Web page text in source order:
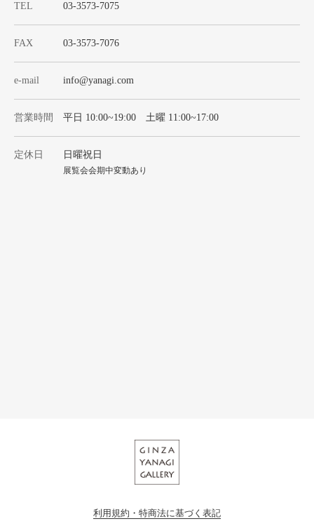
TEL 03-3573-7075
FAX 03-3573-7076
e-mail info@yanagi.com
営業時間 平日 10:00~19:00 土曜 11:00~17:00
定休日 日曜祝日
展覧会会期中変動あり
利用規約・特商法に基づく表記